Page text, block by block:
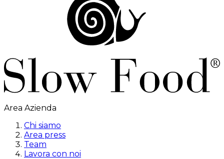
Area Azienda
Chi siamo
Area press
Team
Lavora con noi